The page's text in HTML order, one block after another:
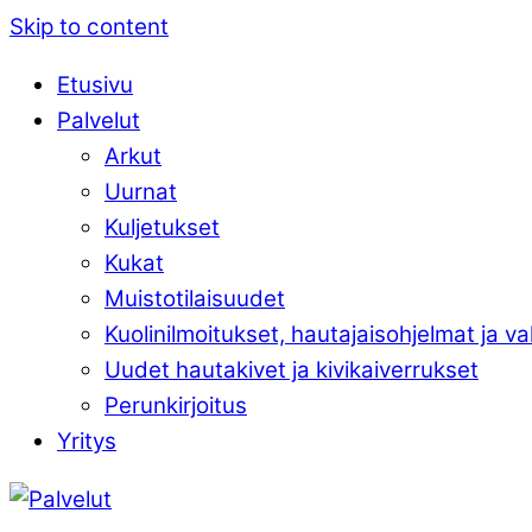
Skip to content
Etusivu
Palvelut
Arkut
Uurnat
Kuljetukset
Kukat
Muistotilaisuudet
Kuolinilmoitukset, hautajaisohjelmat ja
Uudet hautakivet ja kivikaiverrukset
Perunkirjoitus
Yritys